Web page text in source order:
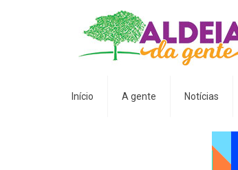
Início A gente Notícias